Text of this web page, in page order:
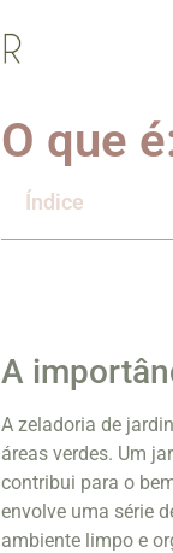
O que
Índice
A
A zeladoria de
áreas verdes. Um
contribui para o
envolve uma série
ambiente limpo e